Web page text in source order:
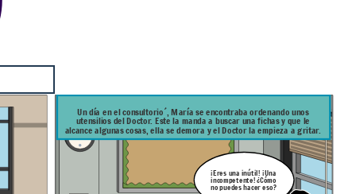
Un día en el consultorio´, María se encontraba ordenando unos
utensilios del Doctor. Este la manda a buscar una fichas y que le
alcance algunas cosas, ella se demora y el Doctor la empieza a gritar.
¡Eres una inútil! ¡Una
incompetente! ¿Cómo
no puedes hacer eso?